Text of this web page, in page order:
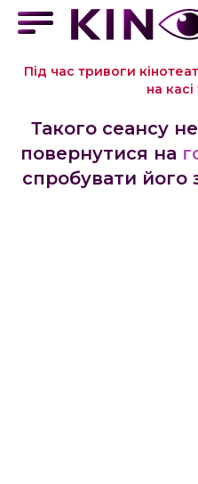
Під час тривоги
на касі
Такого сеансу
повернутися на
спробувати його